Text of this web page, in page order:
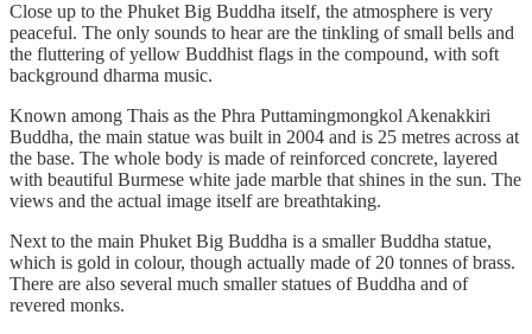
Close up to the Phuket Big Buddha itself, the atmosphere is very
peaceful. The only sounds to hear are the tinkling of small bells and
the fluttering of yellow Buddhist flags in the compound, with soft
background dharma music.
Known among Thais as the Phra Puttamingmongkol Akenakkiri
Buddha, the main statue was built in 2004 and is 25 metres across at
the base. The whole body is made of reinforced concrete, layered
with beautiful Burmese white jade marble that shines in the sun. The
views and the actual image itself are breathtaking.
Next to the main Phuket Big Buddha is a smaller Buddha statue,
which is gold in colour, though actually made of 20 tonnes of brass.
There are also several much smaller statues of Buddha and of
revered monks.